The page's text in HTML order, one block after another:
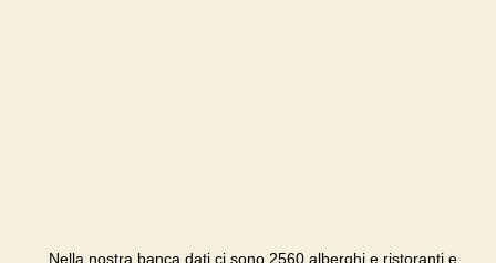
Nella nostra banca dati ci sono 2560 alberghi e ristoranti e